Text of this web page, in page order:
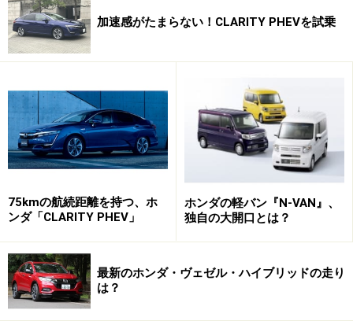
トで得たノウハウがよりソフィストケイトされ、新たな
時代のホンダの走りと呼ぶに相応しい、実に優れた乗り
味・走り味を実現していたのである。
※記事内容は執筆時点のものです。最新の内容をご確認くださ
い。
次のページへ
加速感がたまらない！CLARITY PHEVを試乗
75kmの航続距離を持つ、ホ
ンダ「CLARITY PHEV」
ホンダの軽バン『N-VAN』、
独自の大開口とは？
最新のホンダ・ヴェゼル・ハイブリッドの走り
は？